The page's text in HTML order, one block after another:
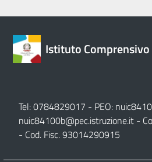
Istituto
Tel: 0784829017 - PEO:
nuic84100b@pec.istruzione.it -
- Cod. Fisc. 93014290915